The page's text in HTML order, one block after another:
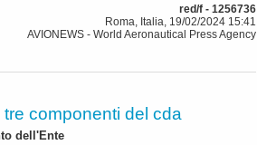
red/f - 1256736
Roma, Italia, 19/02/2024 15:41
AVIONEWS - World Aeronautical Press Agency
componenti del cda
dell'Ente